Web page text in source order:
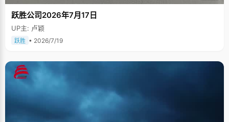
跃胜公司2026年7月17日
UP主: 卢颖
跃胜 • 2026/7/19